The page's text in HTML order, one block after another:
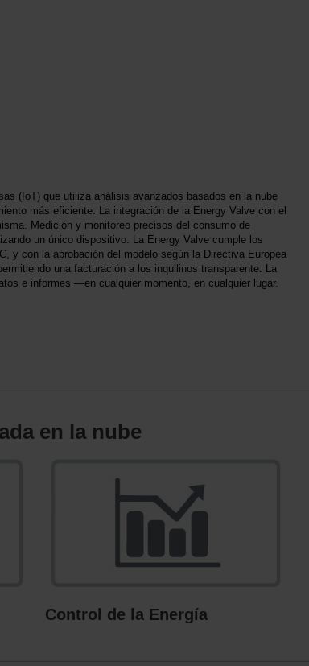
(IoT) que utiliza análisis avanzados basados en la nube
más eficiente. La integración de la Energy Valve con el
Medición y monitoreo precisos del consumo de
un único dispositivo. La Energy Valve cumple los
y con la aprobación del modelo según la Directiva Europea
una facturación a los inquilinos transparente. La
e informes —en cualquier momento, en cualquier lugar.
en la nube
Control de la Energía